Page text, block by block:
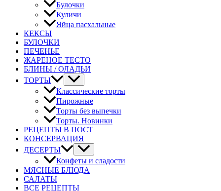
Булочки
Куличи
Яйца пасхальные
КЕКСЫ
БУЛОЧКИ
ПЕЧЕНЬЕ
ЖАРЕНОЕ ТЕСТО
БЛИНЫ / ОЛАДЬИ
ТОРТЫ
Классические торты
Пирожные
Торты без выпечки
Торты. Новинки
РЕЦЕПТЫ В ПОСТ
КОНСЕРВАЦИЯ
ДЕСЕРТЫ
Конфеты и сладости
МЯСНЫЕ БЛЮДА
САЛАТЫ
ВСЕ РЕЦЕПТЫ